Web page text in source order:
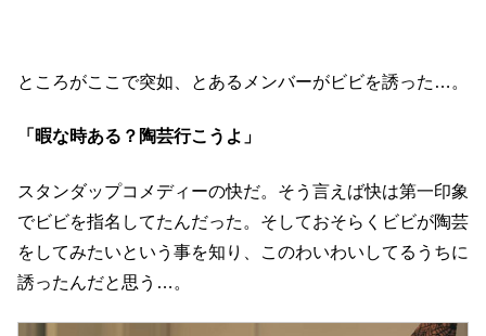
ところがここで突如、とあるメンバーがビビを誘った…。
「暇な時ある？陶芸行こうよ」
スタンダップコメディーの快だ。そう言えば快は第一印象
でビビを指名してたんだった。そしておそらくビビが陶芸
をしてみたいという事を知り、このわいわいしてるうちに
誘ったんだと思う…。